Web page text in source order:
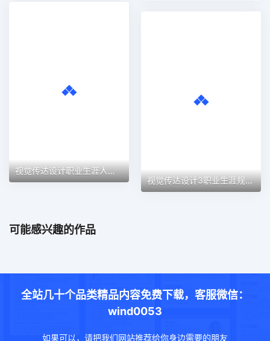
全站几十个品类精品内容免费下载，客服微信：
wind0053
如果可以，请把我们网站推荐给你身边需要的朋友